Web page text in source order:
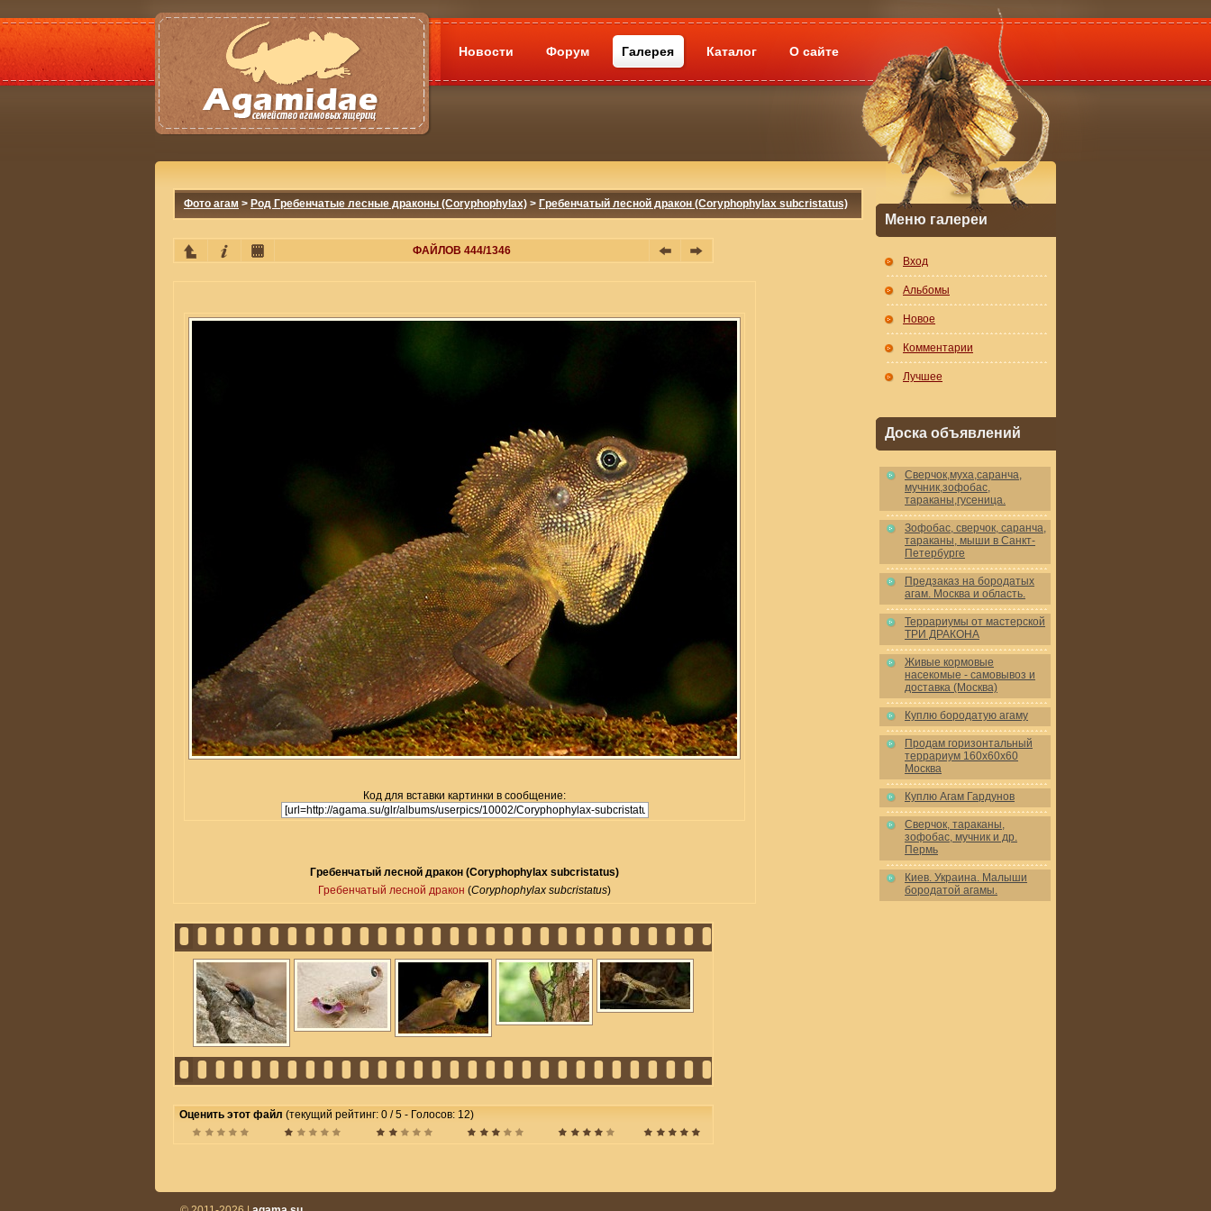
Новости Форум Галерея Каталог О сайте
Фото агам > Род Гребенчатые лесные драконы (Coryphophylax) > Гребенчатый лесной дракон (Coryphophylax subcristatus)
ФАЙЛОВ 444/1346
Код для вставки картинки в сообщение:
Гребенчатый лесной дракон (Coryphophylax subcristatus)
Гребенчатый лесной дракон (Coryphophylax subcristatus)
Оценить этот файл (текущий рейтинг: 0 / 5 - Голосов: 12)
Меню галереи
Вход
Альбомы
Новое
Комментарии
Лучшее
Доска объявлений
Cверчок,муха,саранча,
мучник,зофобас,
тараканы,гусеница.
Зофобас, сверчок, саранча,
тараканы, мыши в Санкт-
Петербурге
Предзаказ на бородатых
агам. Москва и область.
Террариумы от мастерской
ТРИ ДРАКОНА
Живые кормовые
насекомые - самовывоз и
доставка (Москва)
Куплю бородатую агаму
Продам горизонтальный
террариум 160x60x60
Москва
Куплю Агам Гардунов
Сверчок, тараканы,
зофобас, мучник и др.
Пермь
Киев. Украина. Малыши
бородатой агамы.